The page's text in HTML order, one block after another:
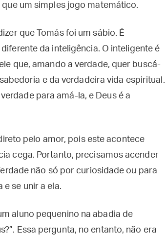
que um simples jogo matemático.
que Tomás foi um sábio. É
da inteligência. O inteligente é
que, amando a verdade, quer buscá-
e da verdadeira vida espiritual.
para amá-la, e Deus é a
pelo amor, pois este acontece
cega. Portanto, precisamos acender
não só por curiosidade ou para
se unir a ela.
aluno pequenino na abadia de
Essa pergunta, no entanto, não era